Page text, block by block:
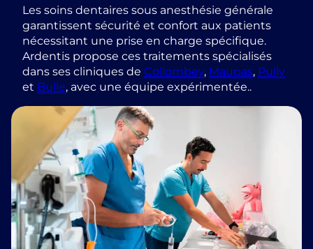
Les soins dentaires sous anesthésie générale
garantissent sécurité et confort aux patients
nécessitant une prise en charge spécifique.
Ardentis propose ces traitements spécialisés
dans ses cliniques de Collombey, Maupas, Pully
et Bulle, avec une équipe expérimentée..